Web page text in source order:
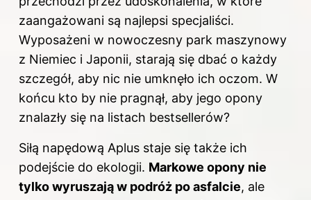
zaangażowani są najlepsi specjaliści.
Wyposażeni w nowoczesny park maszynowy
z Niemiec i Japonii, starają się dbać o każdy
szczegół, aby nic nie umknęło ich oczom. W
końcu kto by nie pragnął, aby jego opony
znalazły się na listach bestsellerów?
Siłą napędową Aplus staje się także ich
podejście do ekologii. Markowe opony nie
tylko wyruszają w podróż po asfalcie, ale